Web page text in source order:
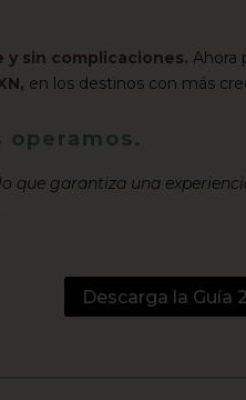
sin complicaciones. Ahora
en los destinos con más
que garantiza una
Descarga la Guía